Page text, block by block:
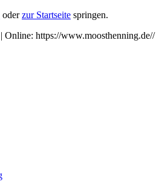
oderzur Startseite springen.
| Online: https://www.moosthenning.de//